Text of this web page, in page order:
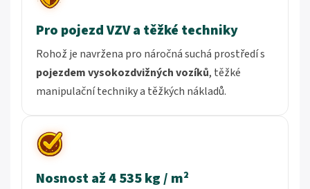
Pro pojezd VZV a těžké techniky
Rohož je navržena pro náročná suchá prostředí s
pojezdem vysokozdvižných vozíků, těžké
manipulační techniky a těžkých nákladů.
Nosnost až 4 535 kg / m²